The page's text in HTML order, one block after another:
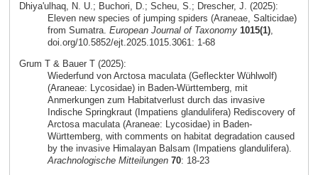
Dhiya'ulhaq, N. U.; Buchori, D.; Scheu, S.; Drescher, J. (2025):
Eleven new species of jumping spiders (Araneae, Salticidae)
from Sumatra. European Journal of Taxonomy 1015(1),
doi.org/10.5852/ejt.2025.1015.3061: 1-68
Grum T & Bauer T (2025):
Wiederfund von Arctosa maculata (Gefleckter Wühlwolf)
(Araneae: Lycosidae) in Baden-Württemberg, mit
Anmerkungen zum Habitatverlust durch das invasive
Indische Springkraut (Impatiens glandulifera) Rediscovery of
Arctosa maculata (Araneae: Lycosidae) in Baden-
Württemberg, with comments on habitat degradation caused
by the invasive Himalayan Balsam (Impatiens glandulifera).
Arachnologische Mitteilungen 70: 18-23